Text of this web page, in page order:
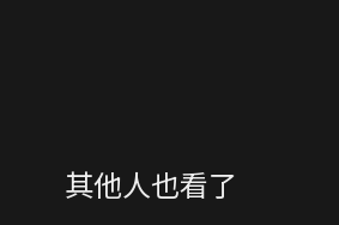
其他人也看了